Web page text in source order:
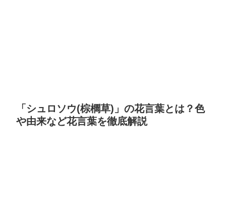
「シュロソウ(棕櫚草)」の花言葉とは？色
や由来など花言葉を徹底解説